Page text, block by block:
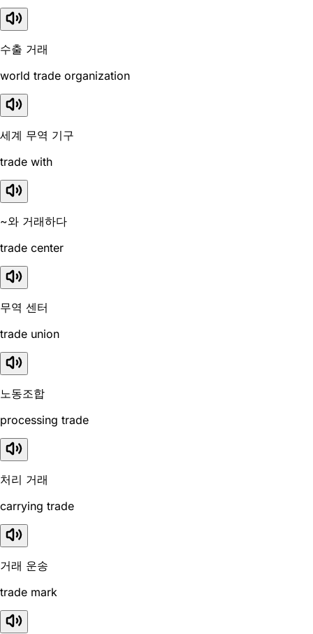
수출 거래
world trade organization
세계 무역 기구
trade with
~와 거래하다
trade center
무역 센터
trade union
노동조합
processing trade
처리 거래
carrying trade
거래 운송
trade mark